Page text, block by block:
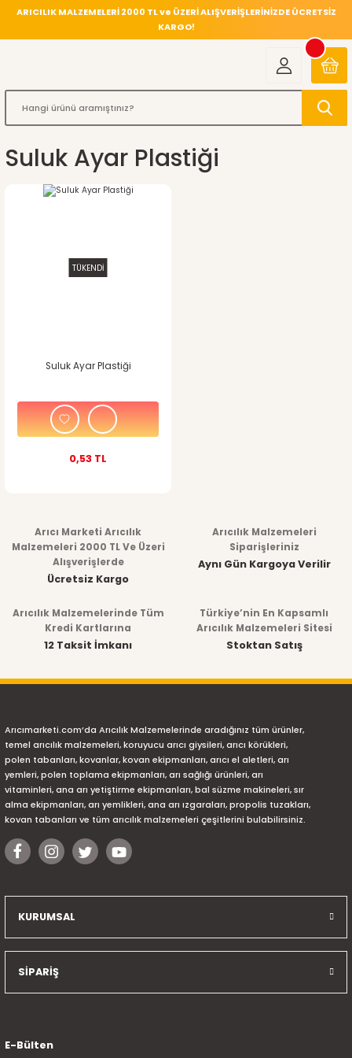
ARICILIK MALZEMELERİ 2000 TL ve ÜZERİ ALIŞVERİŞLERİNİZDE ÜCRETSİZ
KARGO!
Suluk Ayar Plastiği
TÜKENDİ
Suluk Ayar Plastiği
0,53 TL
Arıcı Marketi Arıcılık
Malzemeleri 2000 TL Ve Üzeri
Alışverişlerde
Ücretsiz Kargo
Arıcılık Malzemeleri
Siparişleriniz
Aynı Gün Kargoya Verilir
Arıcılık Malzemelerinde Tüm
Kredi Kartlarına
12 Taksit İmkanı
Türkiye’nin En Kapsamlı
Arıcılık Malzemeleri Sitesi
Stoktan Satış
Arıcımarketi.com’da Arıcılık Malzemelerinde aradığınız tüm ürünler,
temel arıcılık malzemeleri, koruyucu arıcı giysileri, arıcı körükleri,
polen tabanları, kovanlar, kovan ekipmanları, arıcı el aletleri, arı
yemleri, polen toplama ekipmanları, arı sağlığı ürünleri, arı
vitaminleri, ana arı yetiştirme ekipmanları, bal süzme makineleri, sır
alma ekipmanları, arı yemlikleri, ana arı ızgaraları, propolis tuzakları,
kovan tabanları ve tüm arıcılık malzemeleri çeşitlerini bulabilirsiniz.
KURUMSAL
SİPARİŞ
E-Bülten